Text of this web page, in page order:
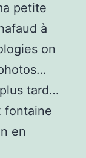
petite
à
on
tard…
fontaine
en